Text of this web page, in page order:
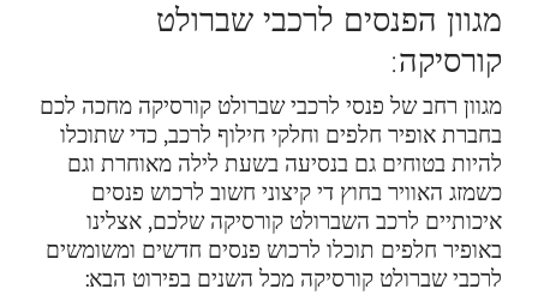
מגוון הפנסים לרכבי שברולט
קורסיקה:
מגוון רחב של פנסי לרכבי שברולט קורסיקה מחכה לכם
בחברת אופיר חלפים וחלקי חילוף לרכב, כדי שתוכלו
להיות בטוחים גם בנסיעה בשעת לילה מאוחרת וגם
כשמזג האוויר בחוץ די קיצוני חשוב לרכוש פנסים
איכותיים לרכב השברולט קורסיקה שלכם, אצלינו
באופיר חלפים תוכלו לרכוש פנסים חדשים ומשומשים
לרכבי שברולט קורסיקה מכל השנים בפירוט הבא: